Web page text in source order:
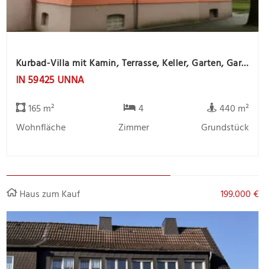
Kurbad-Villa mit Kamin, Terrasse, Keller, Garten, Garage und Gartenhaus
IN 59425 UNNA
165 m²
Wohnfläche
4
Zimmer
440 m²
Grundstück
Haus zum Kauf 199.000 €